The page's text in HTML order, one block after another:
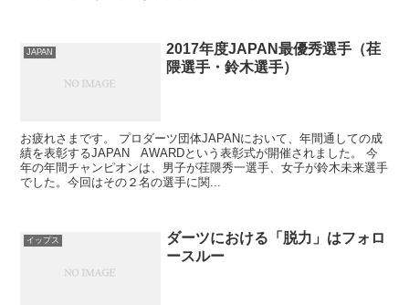
JAPAN
2017年度JAPAN最優秀選手（荏
隈選手・鈴木選手）
お疲れさまです。 プロダーツ団体JAPANにおいて、年間通しての成
績を表彰するJAPAN AWARDという表彰式が開催されました。 今
年の年間チャンピオンは、男子が荏隈秀一選手、女子が鈴木未来選手
でした。今回はその２名の選手に関...
イップス
ダーツにおける「脱力」はフォロ
ースルー